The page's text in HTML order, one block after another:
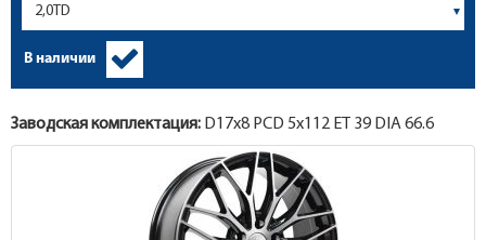
В наличии
Заводская комплектация: D17x8 PCD 5x112 ET 39 DIA 66.6